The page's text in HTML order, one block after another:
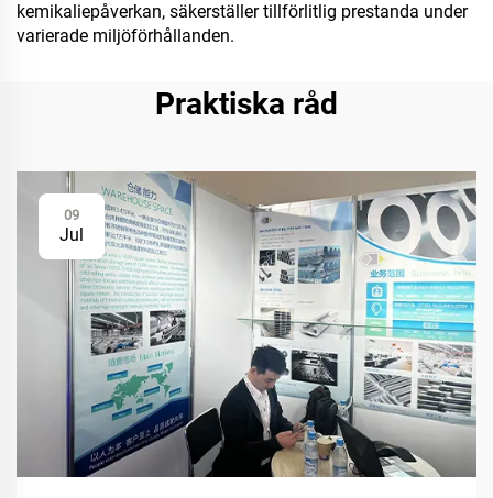
kemikaliepåverkan, säkerställer tillförlitlig prestanda under
varierade miljöförhållanden.
Praktiska råd
09
Jul